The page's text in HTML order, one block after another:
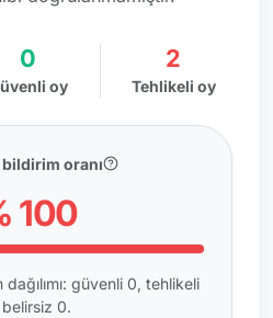
0
oy
2
Tehlikeli oy
oranı
100
dağılımı: güvenli 0, tehlikeli
0.